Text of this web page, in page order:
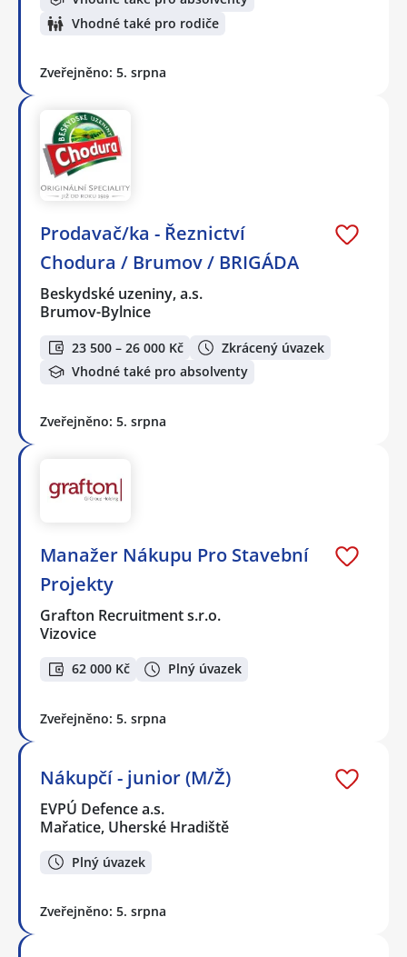
Vhodné také pro rodiče
Zveřejněno: 5. srpna
Prodavač/ka - Řeznictví
Chodura / Brumov / BRIGÁDA
Beskydské uzeniny, a.s.
Brumov-Bylnice
23 500 – 26 000 Kč
Zkrácený úvazek
Vhodné také pro absolventy
Zveřejněno: 5. srpna
Manažer Nákupu Pro Stavební
Projekty
Grafton Recruitment s.r.o.
Vizovice
62 000 Kč Plný úvazek
Zveřejněno: 5. srpna
Nákupčí - junior (M/Ž)
EVPÚ Defence a.s.
Mařatice, Uherské Hradiště
Plný úvazek
Zveřejněno: 5. srpna